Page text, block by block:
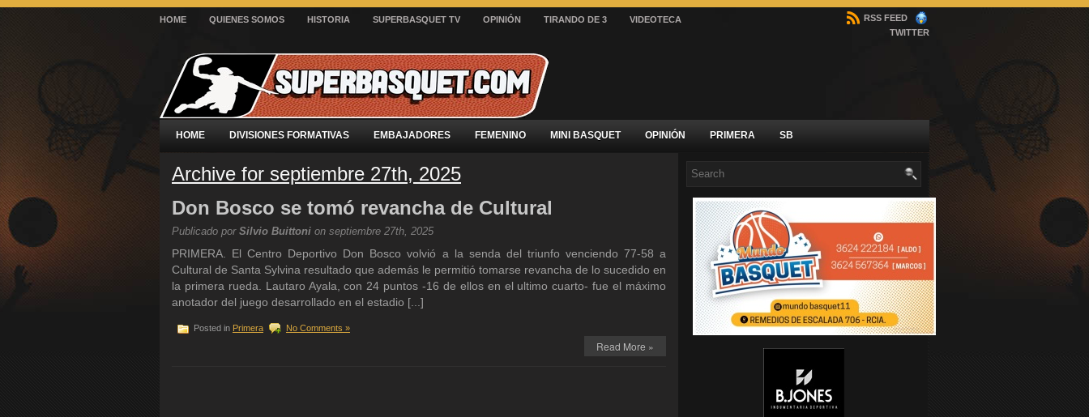
HOME QUIENES SOMOS HISTORIA SUPERBASQUET TV OPINIÓN TIRANDO DE 3 VIDEOTECA
RSS FEED
TWITTER
HOME DIVISIONES FORMATIVAS EMBAJADORES FEMENINO MINI BASQUET OPINIÓN PRIMERA SB
Archive for septiembre 27th, 2025
Don Bosco se tomó revancha de Cultural
Publicado por Silvio Buittoni on septiembre 27th, 2025
PRIMERA. El Centro Deportivo Don Bosco volvió a la senda del triunfo venciendo 77-58 a
Cultural de Santa Sylvina resultado que además le permitió tomarse revancha de lo sucedido en
la primera rueda. Lautaro Ayala, con 24 puntos -16 de ellos en el ultimo cuarto- fue el máximo
anotador del juego desarrollado en el estadio [...]
Posted in Primera No Comments »
Read More »